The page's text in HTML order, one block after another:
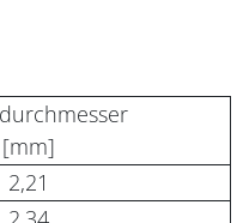
[mm]
2,21